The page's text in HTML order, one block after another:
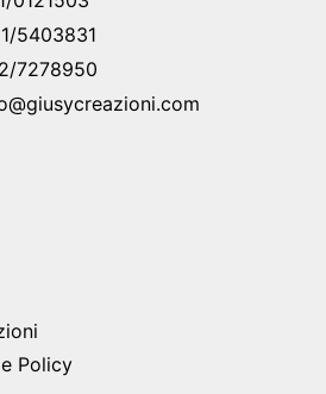
5403831
7278950
Policy